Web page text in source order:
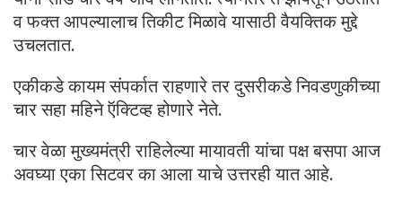
व फक्त आपल्यालाच तिकीट मिळावे यासाठी वैयक्तिक मुद्दे
उचलतात.
एकीकडे कायम संपर्कात राहणारे तर दुसरीकडे निवडणुकीच्या
चार सहा महिने ऍक्टिव्ह होणारे नेते.
चार वेळा मुख्यमंत्री राहिलेल्या मायावती यांचा पक्ष बसपा आज
अवघ्या एका सिटवर का आला याचे उत्तरही यात आहे.